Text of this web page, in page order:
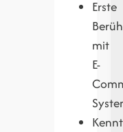
Erste
mit
E-